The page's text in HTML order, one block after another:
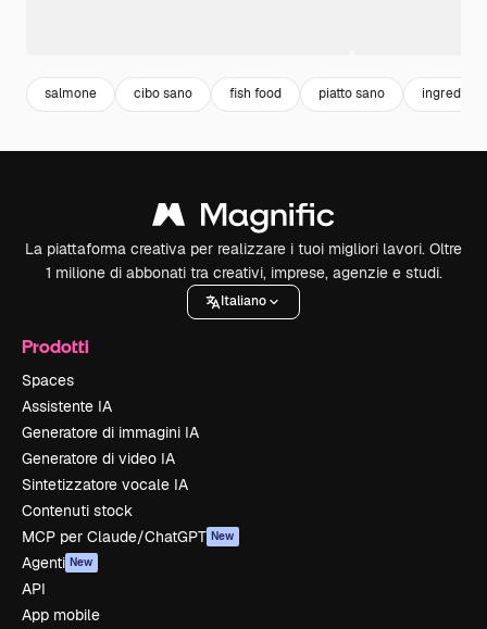
salmone cibo sano fish food piatto sano ingredienti
La piattaforma creativa per realizzare i tuoi migliori lavori. Oltre
1 milione di abbonati tra creativi, imprese, agenzie e studi.
Italiano
Prodotti
Spaces
Assistente IA
Generatore di immagini IA
Generatore di video IA
Sintetizzatore vocale IA
Contenuti stock
MCP per Claude/ChatGPT New
Agenti New
API
App mobile